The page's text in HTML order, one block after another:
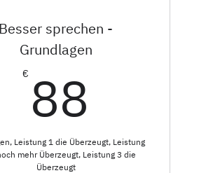
Besser sprechen -
Grundlagen
€ 88
Leistung 1 die Überzeugt, Leistung
mehr Überzeugt, Leistung 3 die
Überzeugt